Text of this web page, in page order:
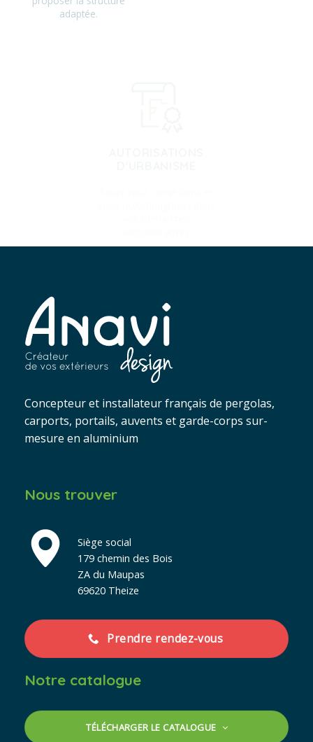
Concepteur et installateur français de pergolas,
carports, portails, auvents et garde-corps sur-
mesure en aluminium
Nous trouver
Siège social
179 chemin des Bois
ZA du Maupas
69620 Theize
Prendre rendez-vous
Notre catalogue
TÉLÉCHARGER LE CATALOGUE